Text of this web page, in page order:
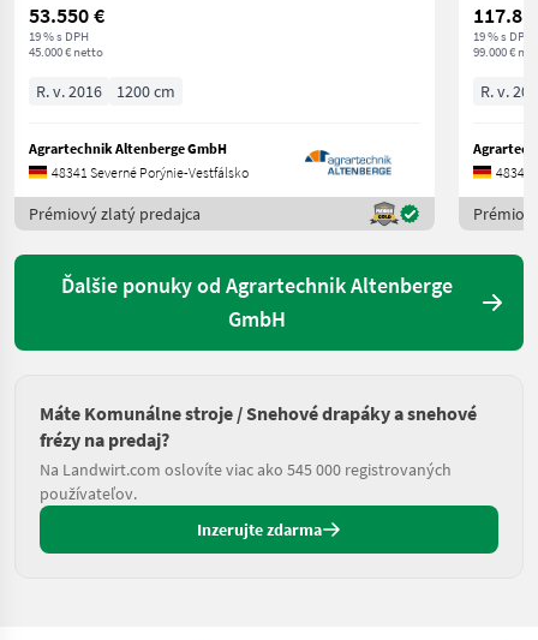
53.550 €
19 % s DPH
45.000 € netto
R. v. 2016 1200 cm
Agrartechnik Altenberge GmbH
48341 Severné Porýnie-Vestfálsko
Prémiový zlatý predajca
19 % s DPH
99.000 €
R. v.
48341
Ďalšie ponuky od Agrartechnik Altenberge
GmbH
Máte Komunálne stroje / Snehové drapáky a snehové
frézy na predaj?
Na Landwirt.com oslovíte viac ako 545 000 registrovaných
používateľov.
Inzerujte zdarma